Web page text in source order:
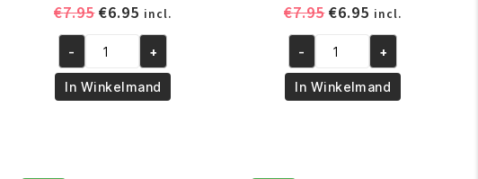
€7.95Oorspronkelijke
was:
€7.95.
€6.95 Huidige
prijs
is:
€6.95.
incl.
Queen
Helene
Mint
- +
In Winkelmand
€7.95Oorspronkelijke
was:
€7.95.
€6.95 Huidige
prijs
is:
€6.95.
incl.
Queen
Helene
Mint
- +
In Winkelmand